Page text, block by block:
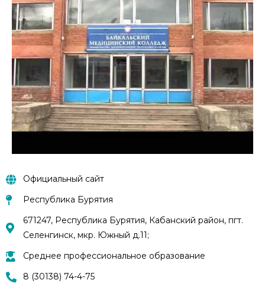
Официальный сайт
Республика Бурятия
671247, Республика Бурятия, Кабанский район, пгт.
Селенгинск, мкр. Южный д.11;
Среднее профессиональное образование
8 (30138) 74-4-75